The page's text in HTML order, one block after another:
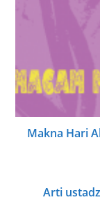
Makna Hari
Arti